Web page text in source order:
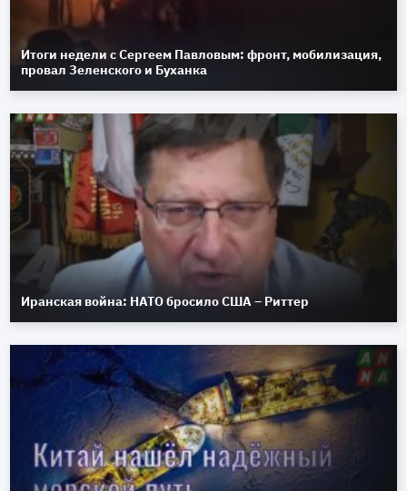
Итоги недели с Сергеем Павловым: фронт, мобилизация,
провал Зеленского и Буханка
Иранская война: НАТО бросило США – Риттер